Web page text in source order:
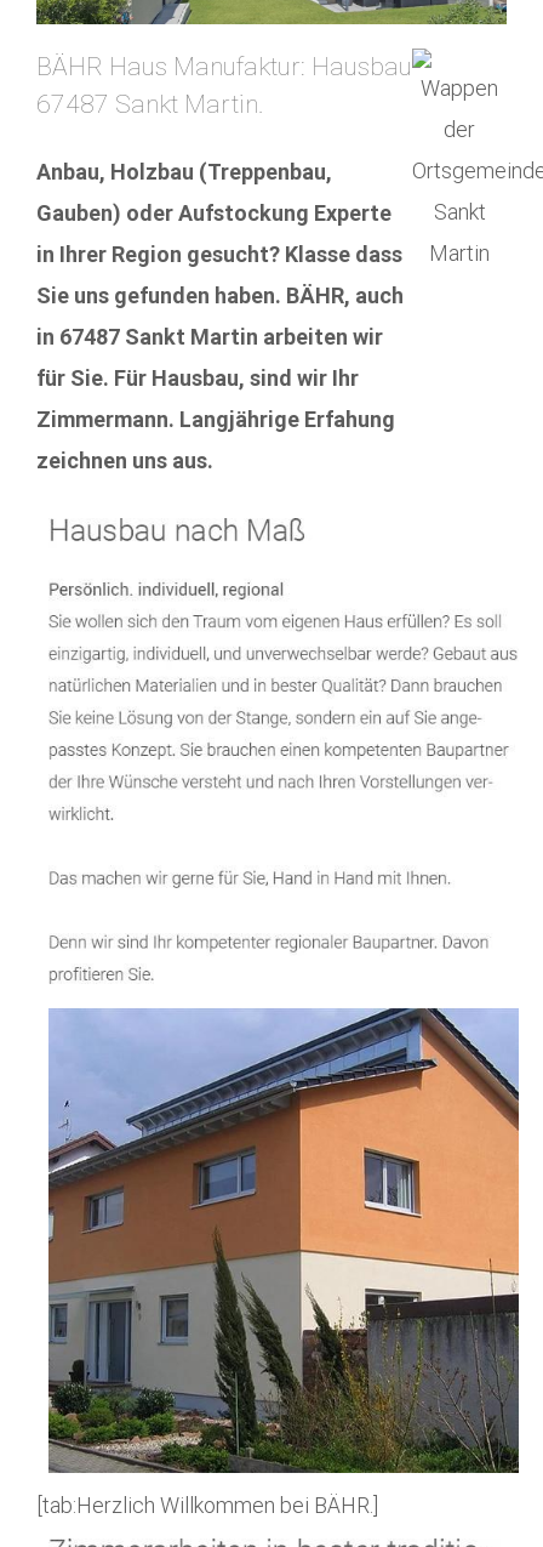
BÄHR Haus Manufaktur: Hausbau
67487 Sankt Martin.
Anbau, Holzbau (Treppenbau,
Gauben) oder Aufstockung Experte
in Ihrer Region gesucht? Klasse dass
Sie uns gefunden haben. BÄHR, auch
in 67487 Sankt Martin arbeiten wir
für Sie. Für Hausbau, sind wir Ihr
Zimmermann. Langjährige Erfahung
zeichnen uns aus.
[tab:Herzlich Willkommen bei BÄHR.]